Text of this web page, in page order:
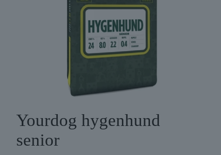
Yourdog hygenhund
senior